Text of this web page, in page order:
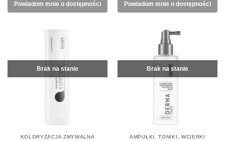
Powiadom mnie o dostępności Powiadom mnie o dostępności
Brak na stanie
KOLORYZACJA ZMYWALNA
Brak na stanie
AMPUŁKI, TONIKI, WCIERKI